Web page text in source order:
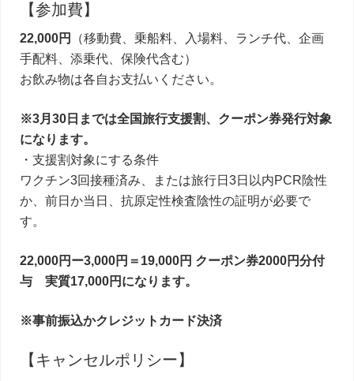
【参加費】
22,000円
（移動費、乗船料、入場料、ランチ代、企画
手配料、添乗代、保険代含む）
お飲み物は各自お支払いください。
※3月30日までは全国旅行支援割、クーポン券発行対象
になります。
・支援割対象にする条件
ワクチン3回接種済み、または旅行日3日以内PCR陰性
か、前日か当日、抗原定性検査陰性の証明が必要で
す。
22,000円ー3,000円＝19,000円 クーポン券2000円分付
与 実質17,000円になります。
※事前振込かクレジットカード決済
【キャンセルポリシー】